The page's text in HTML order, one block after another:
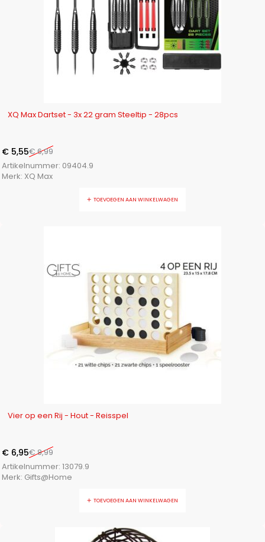
-21%
XQ Max Dartset - 3x 22 gram Steeltip - 28pcs
€6,99
€ 5,55
Artikelnummer: 09404.9
Merk: XQ Max
TOEVOEGEN AAN WINKELWAGEN
-23%
Vier op een Rij - Hout - Reisspel
€8,99
€ 6,95
Artikelnummer: 13079.9
Merk: Gifts@Home
TOEVOEGEN AAN WINKELWAGEN